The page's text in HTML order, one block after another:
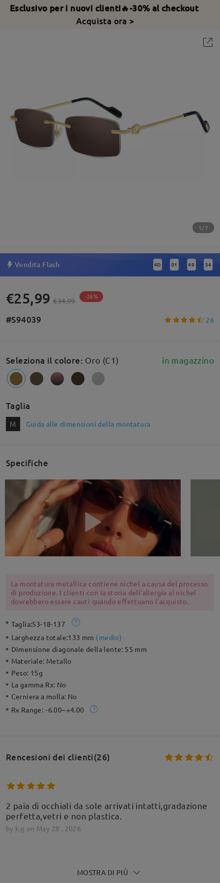
Esclusivo per i nuovi clienti🔥-30% al checkout
Acquista ora >
1/7
Vendita Flash 4D : 01 : 49 : 53
€25,99 €34,99 -26%
#S94039 26
Seleziona il colore: Oro (C1) in magazzino
Taglia
M Guida alle dimensioni della montatura
Specifiche
La montatura metallica contiene nichel a causa del processo
di produzione. I clienti con la storia dell'allergia al nichel
dovrebbero essere cauti quando effettuano l'acquisto.
Taglia:53-18-137
Larghezza totale:133 mm (medio)
Dimensione diagonale della lente: 55 mm
Materiale: Metallo
Peso: 15g
La gamma Rx: No
Cerniera a molla: No
Rx Range: -6.00~+4.00
Rencesioni dei clienti(26)
2 paia di occhiali da sole arrivati intatti,gradazione
perfetta,vetri e non plastica.
by k.g on May 28 , 2026
MOSTRA DI PIÙ